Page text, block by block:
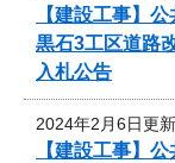
【建設工事】
黒石3工区道路
入札公告
2024年2月6日更新
【建設工事】